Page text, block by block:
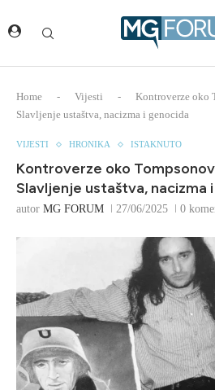
Home - Vijesti -
Kontroverze oko
Slavljenje ustaštva, nacizma i genocida
VIJESTI HRONIKA ISTAKNUTO
Kontroverze oko
Slavljenje ustaštva, nacizma
autor MG FORUM 27/06/2025 0